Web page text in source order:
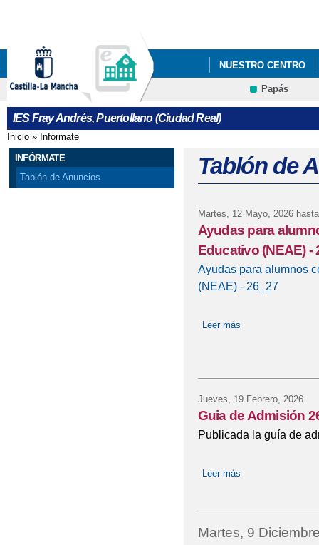
NUESTRO CENTRO
GUIA DE ADMISIÓN
Papás
IES Fray Andrés, Puertollano (Ciudad Real)
Se encuentra usted aquí
Inicio » Infórmate
INFÓRMATE
Tablón de Anuncios
Tablón de
Martes, 12 Mayo, 2026
Ayudas para
Educativo (NEAE) -
Ayudas para alumnos
(NEAE) - 26_27
Leer más
Jueves, 19 Febrero, 2026
Guia de Admisión
Publicada la guía de
Leer más
Martes, 9